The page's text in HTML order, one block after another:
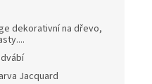
dekorativní na dřevo,
Jacquard